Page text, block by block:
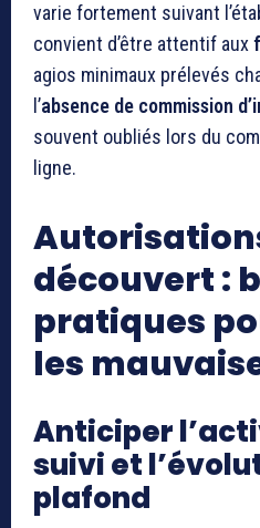
varie fortement suivant
convient d’être attentif aux
agios minimaux prélevés
l’absence de commission
souvent oubliés lors du
ligne.
découvert :
pratiques
les
Anticiper
suivi et
plafond